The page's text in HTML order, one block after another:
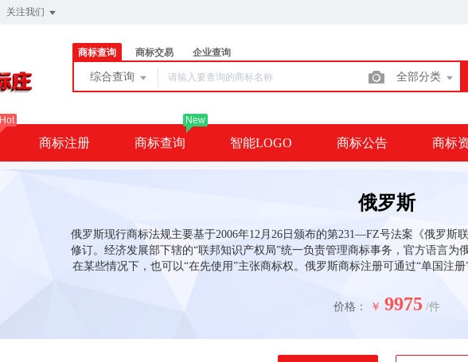
关注我们
商标查询 商标交易 企业查询
综合查询 全部分类
Hot
商标注册 商标查询
New
智能LOGO 商标公告 商标
俄罗斯
俄罗斯现行商标法规主要基于2006年12月26日颁布的第231—FZ号法案《俄罗斯
修订。经济发展部下辖的“联邦知识产权局”统一负责管理商标事务，官方语言为
在某些情况下，也可以“在先使用”主张商标权。俄罗斯商标注册可通过“单国注册
价格： ￥ 9975 /件